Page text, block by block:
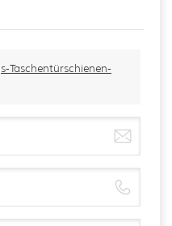
Taschentürschienen-